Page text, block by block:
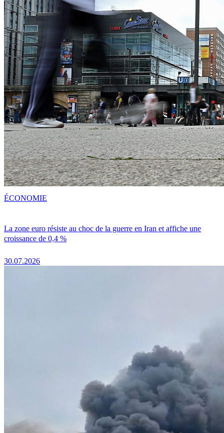
La zone euro résiste au choc de la guerre en Iran et affiche une
croissance de 0,4 %
30.07.2026
ÉCONOMIE